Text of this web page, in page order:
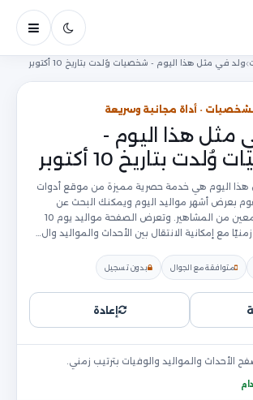
فتح
ولد في مثل هذا اليوم - شخصيات وُلدت بتاريخ 10 أكتوبر
· أداة مجانية وسريعة
مثل هذا اليوم -
بتاريخ 10 أكتوبر
اليوم هي خدمة حصرية مميزة من موقع أدوات
بعرض أشهر مواليد اليوم ويمكنك البحث عن
مواليد يوم معين من المشاهير. وتعرض الصفحة مواليد يوم 10
زمنيًا مع إمكانية الانتقال بين الأحداث والمواليد وال…
متوافقة مع الجوال بدون تسجيل
إعادة
الأحداث والمواليد والوفيات بترتيب زمني.